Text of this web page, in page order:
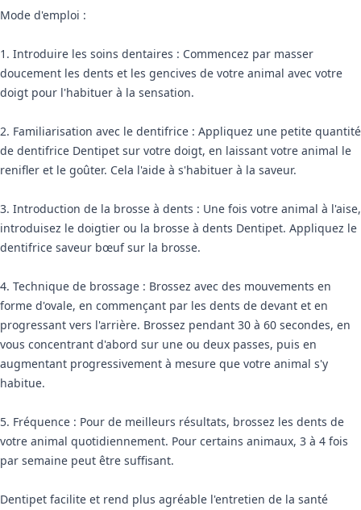
Mode d'emploi :
1. Introduire les soins dentaires : Commencez par masser
doucement les dents et les gencives de votre animal avec votre
doigt pour l'habituer à la sensation.
2. Familiarisation avec le dentifrice : Appliquez une petite quantité
de dentifrice Dentipet sur votre doigt, en laissant votre animal le
renifler et le goûter. Cela l'aide à s'habituer à la saveur.
3. Introduction de la brosse à dents : Une fois votre animal à l'aise,
introduisez le doigtier ou la brosse à dents Dentipet. Appliquez le
dentifrice saveur bœuf sur la brosse.
4. Technique de brossage : Brossez avec des mouvements en
forme d'ovale, en commençant par les dents de devant et en
progressant vers l'arrière. Brossez pendant 30 à 60 secondes, en
vous concentrant d'abord sur une ou deux passes, puis en
augmentant progressivement à mesure que votre animal s'y
habitue.
5. Fréquence : Pour de meilleurs résultats, brossez les dents de
votre animal quotidiennement. Pour certains animaux, 3 à 4 fois
par semaine peut être suffisant.
Dentipet facilite et rend plus agréable l'entretien de la santé